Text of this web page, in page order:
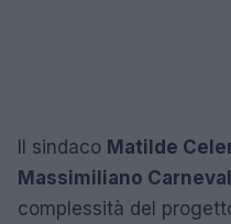
Il sindaco Matilde
Massimiliano
complessità del